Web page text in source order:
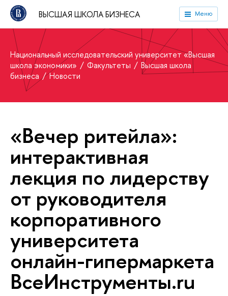
ВЫСШАЯ ШКОЛА БИЗНЕСА Меню
Национальный исследовательский университет «Высшая
школа экономики»
Факультеты
Высшая школа
бизнеса
Новости
«Вечер ритейла»:
интерактивная
лекция по лидерству
от руководителя
корпоративного
университета
онлайн-гипермаркета
ВсеИнструменты.ru